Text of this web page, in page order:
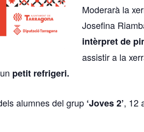
Moderarà la
Josefina
intèrpret de
assistir a la
petit refrigeri.
alumnes del grup ‘Joves 2’, 12